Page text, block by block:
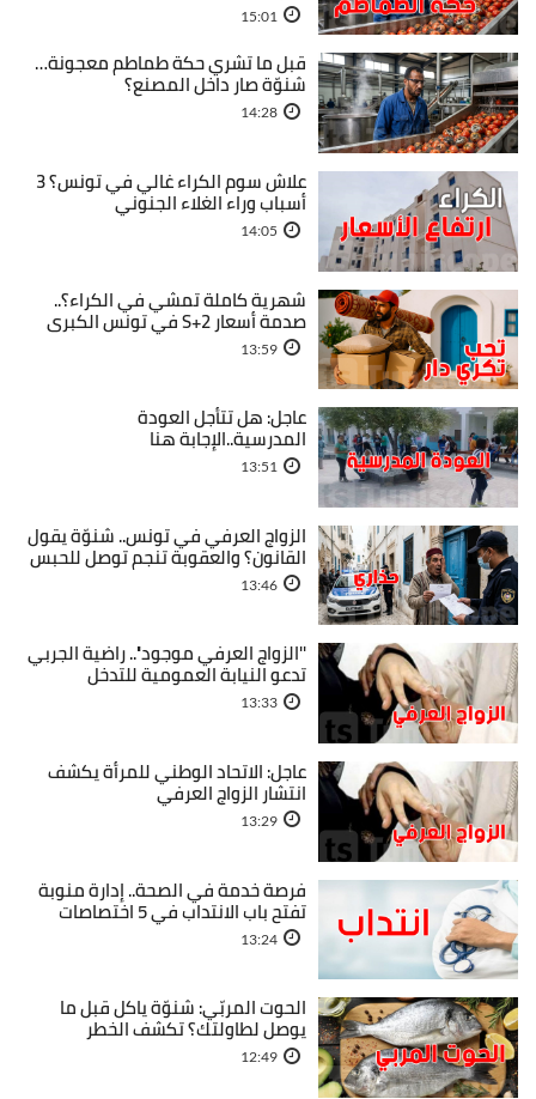
15:01
قبل ما تشري حكة طماطم معجونة…
شنوّة صار داخل المصنع؟
14:28
علاش سوم الكراء غالي في تونس؟ 3
أسباب وراء الغلاء الجنوني
14:05
شهرية كاملة تمشي في الكراء؟..
صدمة أسعار S+2 في تونس الكبرى
13:59
عاجل: هل تتأجل العودة
المدرسية..الإجابة هنا
13:51
الزواج العرفي في تونس.. شنوّة يقول
القانون؟ والعقوبة تنجم توصل للحبس
13:46
''الزواج العرفي موجود''.. راضية الجربي
تدعو النيابة العمومية للتدخل
13:33
عاجل: الاتحاد الوطني للمرأة يكشف
انتشار الزواج العرفي
13:29
فرصة خدمة في الصحة.. إدارة منوبة
تفتح باب الانتداب في 5 اختصاصات
13:24
الحوت المربّي: شنوّة ياكل قبل ما
يوصل لطاولتك؟ تكشف الخطر
12:49